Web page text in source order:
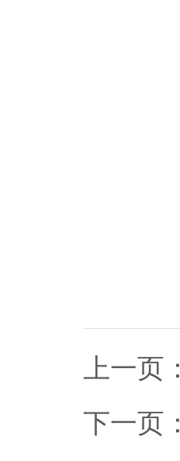
上一页：
下一页：